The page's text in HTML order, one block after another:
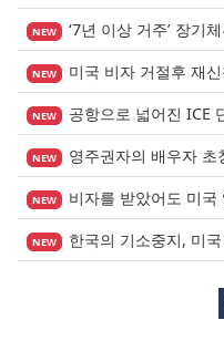
NEW ‘7년 이상 거주’ 장기체류자 영주권 법안
NEW 미국 비자 거절후 재신
NEW 공항으로 넓어진 ICE 단속…국내선 탑
NEW 영주권자의 배우자 초청, 사실상
NEW 비자를 받았어도 미국 입국
NEW 한국의 기소중지, 미국 영주권 신